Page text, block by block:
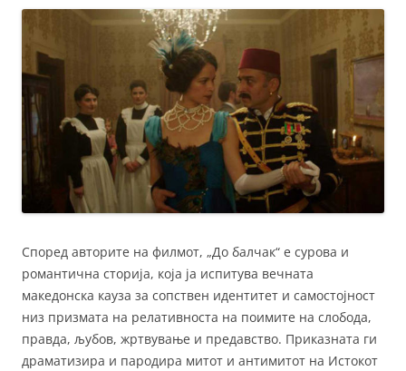
Според авторите на филмот, „До балчак“ е суровa и
романтична сторија, која ја испитува вечната
македонска кауза за сопствен идентитет и самостојност
низ призмата на релативноста на поимите на слобода,
правда, љубов, жртвување и предавство. Приказната ги
драматизира и пародира митот и антимитот на Истокот